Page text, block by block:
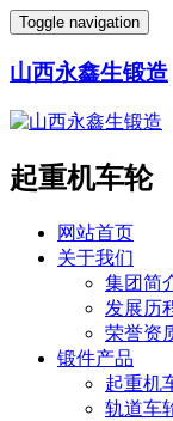
Toggle navigation
山西永鑫生锻造
起重机车轮
网站首页
关于我们
集团简
发展历
荣誉资
锻件产品
起重机
轨道车